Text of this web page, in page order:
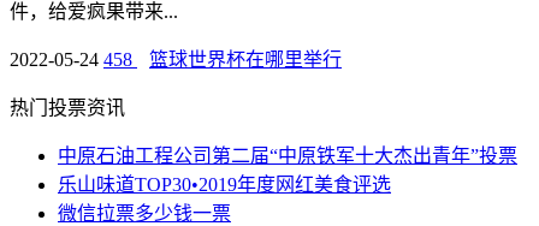
件，给爱疯果带来...
2022-05-24 458 篮球世界杯在哪里举行
热门投票资讯
中原石油工程公司第二届“中原铁军十大杰出青年”投票
乐山味道TOP30•2019年度网红美食评选
微信拉票多少钱一票